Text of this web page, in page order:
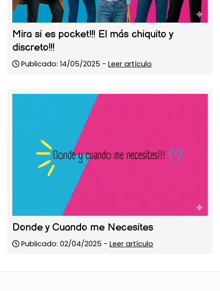
Mira si es pocket!!! El más chiquito y
discreto!!!
Publicado: 14/05/2025 - Leer artículo
Donde y Cuando me Necesites
Publicado: 02/04/2025 - Leer artículo